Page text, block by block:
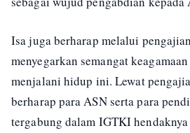
Isa juga berharap melalui
menyegarkan semangat
menjalani hidup ini. Lewat
berharap para ASN serta para
tergabung dalam IGTKI